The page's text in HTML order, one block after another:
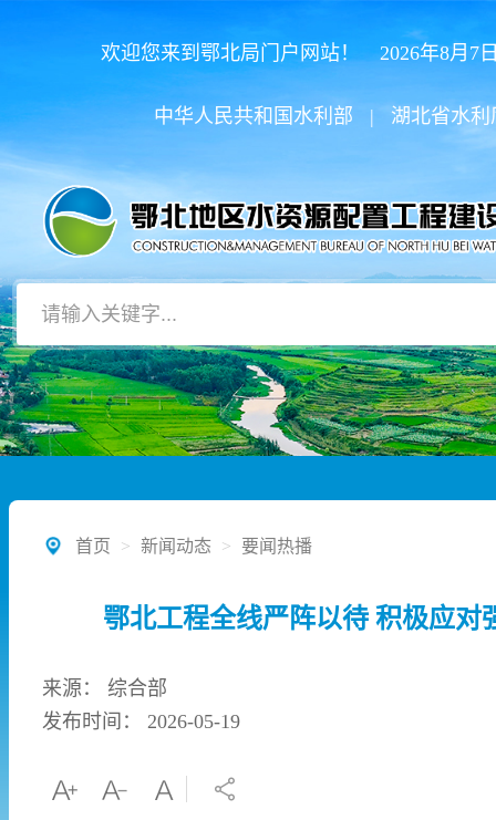
欢迎您来到鄂北局门户网站！ 2026年8月7
中华人民共和国水利部 | 湖北省水利
首页 > 新闻动态 > 要闻热播
鄂北工程全线严阵以待 积极应对
来源： 综合部
发布时间： 2026-05-19